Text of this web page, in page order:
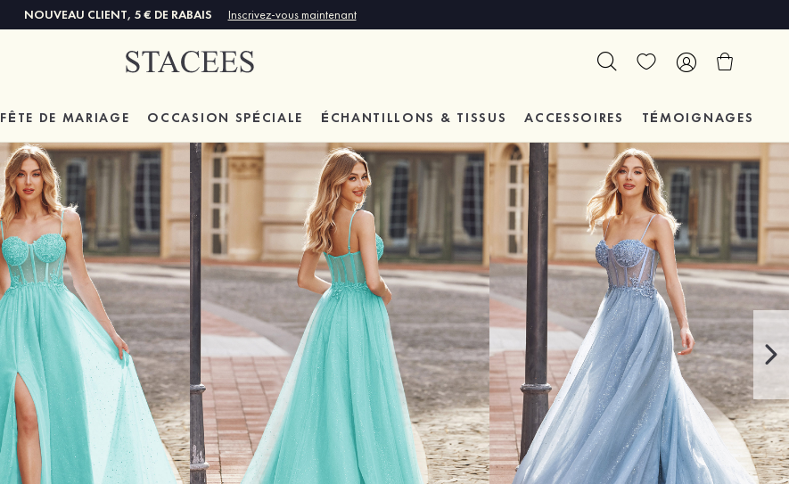
NOUVEAU CLIENT, 5 € DE RABAIS Inscrivez-vous maintenant
FÊTE DE MARIAGE OCCASION SPÉCIALE ÉCHANTILLONS & TISSUS ACCESSOIRES TÉMOIGNAGES